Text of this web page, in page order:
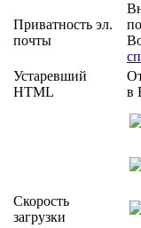
Приватность эл.
почты
Устаревший
HTML
в
Скорость
загрузки